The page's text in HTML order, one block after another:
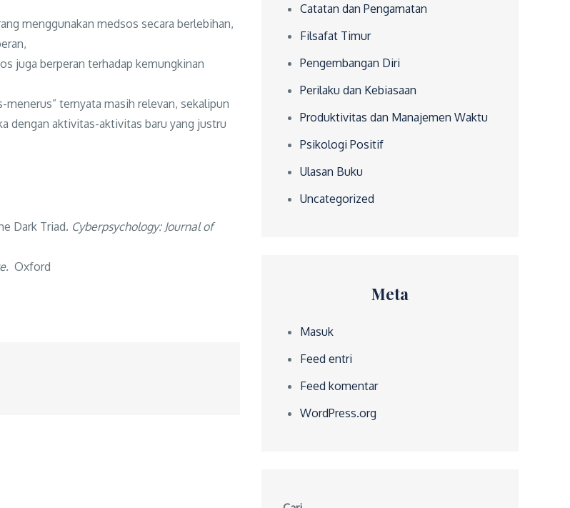
menggunakan medsos secara berlebihan,
juga berperan terhadap kemungkinan
ternyata masih relevan, sekalipun
dengan aktivitas-aktivitas baru yang justru
Dark Triad. Cyberpsychology: Journal of
Oxford
Catatan dan Pengamatan
Filsafat Timur
Pengembangan Diri
Perilaku dan Kebiasaan
Produktivitas dan Manajemen Waktu
Psikologi Positif
Ulasan Buku
Uncategorized
Meta
Masuk
Feed entri
Feed komentar
WordPress.org